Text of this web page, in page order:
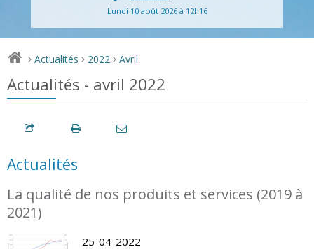
Lundi 10 août 2026 à 12h16
> Actualités > 2022 > Avril
Actualités - avril 2022
Actualités
La qualité de nos produits et services (2019 à
2021)
25-04-2022